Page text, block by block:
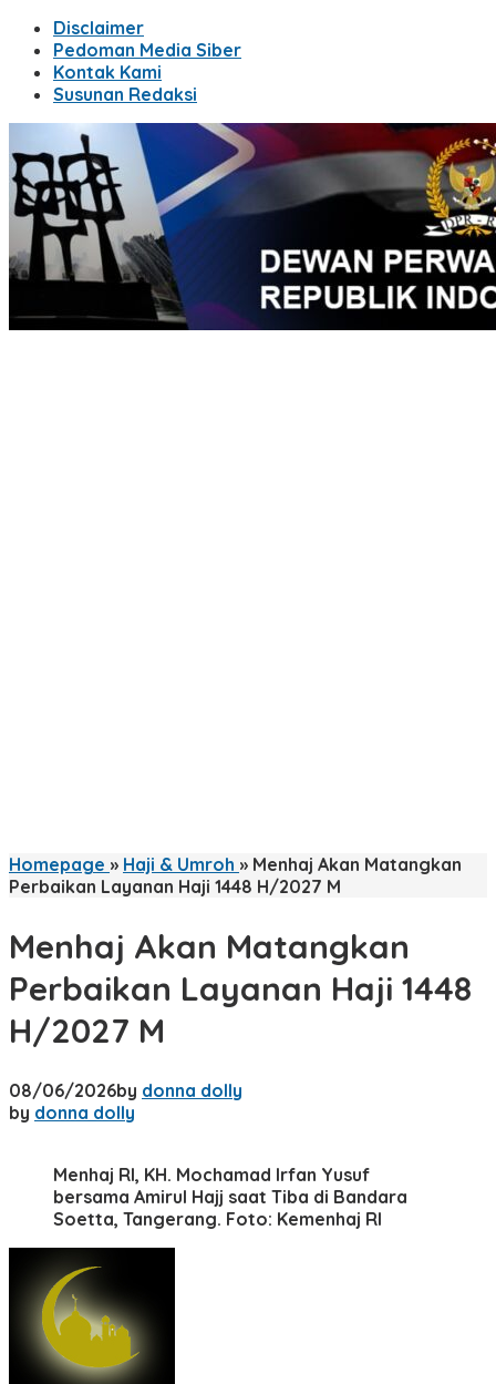
Disclaimer
Pedoman Media Siber
Kontak Kami
Susunan Redaksi
Homepage » Haji & Umroh » Menhaj Akan Matangkan
Perbaikan Layanan Haji 1448 H/2027 M
Menhaj Akan Matangkan
Perbaikan Layanan Haji 1448
H/2027 M
08/06/2026by donna dolly
by donna dolly
Menhaj RI, KH. Mochamad Irfan Yusuf
bersama Amirul Hajj saat Tiba di Bandara
Soetta, Tangerang. Foto: Kemenhaj RI